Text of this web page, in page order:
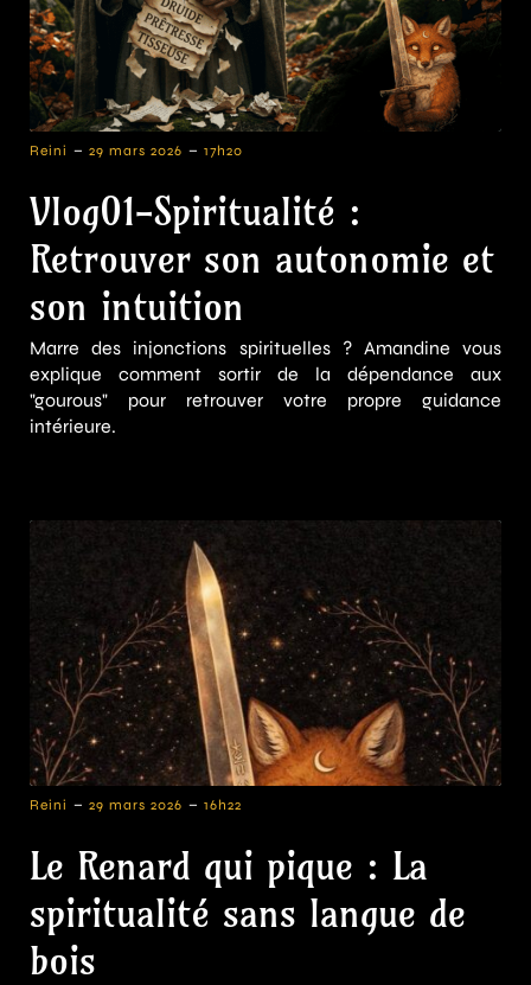
Reini - 29 mars 2026 - 17h20
Vlog01-Spiritualité :
Retrouver son autonomie et
son intuition
Marre des injonctions spirituelles ? Amandine vous
explique comment sortir de la dépendance aux
"gourous" pour retrouver votre propre guidance
intérieure.
Reini - 29 mars 2026 - 16h22
Le Renard qui pique : La
spiritualité sans langue de
bois